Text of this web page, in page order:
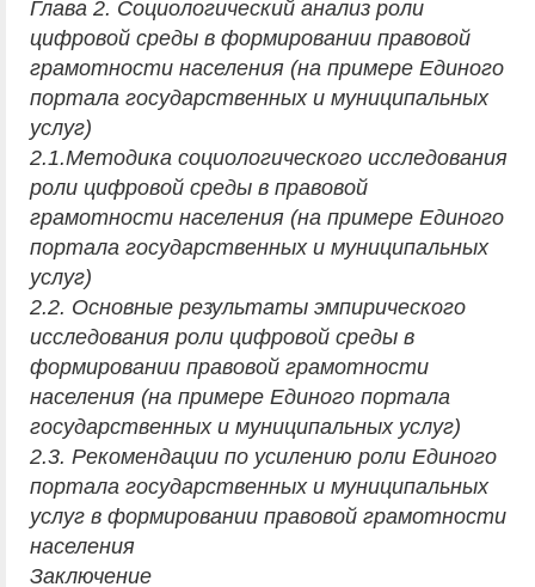
Глава 2. Социологический анализ роли
цифровой среды в формировании правовой
грамотности населения (на примере Единого
портала государственных и муниципальных
услуг)
2.1.Методика социологического исследования
роли цифровой среды в правовой
грамотности населения (на примере Единого
портала государственных и муниципальных
услуг)
2.2. Основные результаты эмпирического
исследования роли цифровой среды в
формировании правовой грамотности
населения (на примере Единого портала
государственных и муниципальных услуг)
2.3. Рекомендации по усилению роли Единого
портала государственных и муниципальных
услуг в формировании правовой грамотности
населения
Заключение